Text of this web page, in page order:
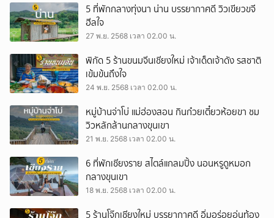
5 ที่พักกลางทุ่งนา น่าน บรรยากาศดี วิวเขียวขจี
ฮีลใจ
27 พ.ย. 2568 เวลา 02.00 น.
พิกัด 5 ร้านขนมจีนเชียงใหม่ เจ้าเด็ดเจ้าดัง รสชาติ
เข้มข้นถึงใจ
24 พ.ย. 2568 เวลา 02.00 น.
หมู่บ้านจ่าโบ่ แม่ฮ่องสอน กินก๋วยเตี๋ยวห้อยขา ชม
วิวหลักล้านกลางขุนเขา
21 พ.ย. 2568 เวลา 02.00 น.
6 ที่พักเชียงราย สไตล์แกลมปิ้ง นอนหรูดูหมอก
กลางขุนเขา
18 พ.ย. 2568 เวลา 02.00 น.
5 ร้านโจ๊กเชียงใหม่ บรรยากาศดี อิ่มอร่อยอุ่นท้อง